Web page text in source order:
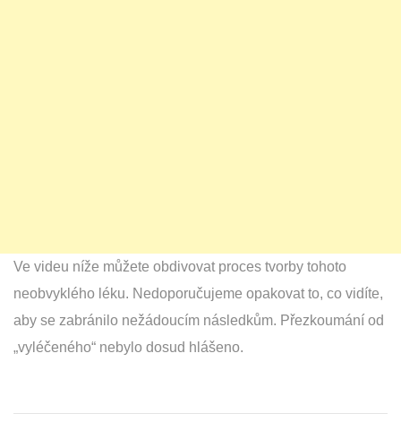
Ve videu níže můžete obdivovat proces tvorby tohoto
neobvyklého léku. Nedoporučujeme opakovat to, co vidíte,
aby se zabránilo nežádoucím následkům. Přezkoumání od
„vyléčeného“ nebylo dosud hlášeno.